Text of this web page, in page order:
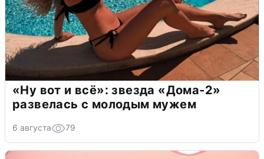
«Ну вот и всё»: звезда «Дома-2»
развелась с молодым мужем
6 августа 79